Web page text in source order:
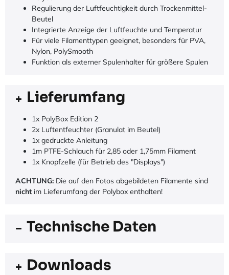
Regulierung der Luftfeuchtigkeit durch Trockenmittel-
Beutel
Integrierte Anzeige der Luftfeuchte und Temperatur
Für viele Filamenttypen geeignet, besonders für PVA,
Nylon, PolySmooth
Funktion als externer Spulenhalter für größere Spulen
Lieferumfang
1x PolyBox Edition 2
2x Luftentfeuchter (Granulat im Beutel)
1x gedruckte Anleitung
1m PTFE-Schlauch für 2,85 oder 1,75mm Filament
1x Knopfzelle (für Betrieb des "Displays")
ACHTUNG: Die auf den Fotos abgebildeten Filamente sind
nicht im Lieferumfang der Polybox enthalten!
Technische Daten
Downloads